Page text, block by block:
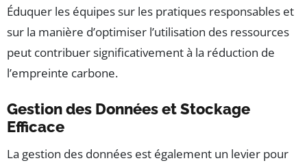
Éduquer les équipes sur les pratiques responsables et
sur la manière d’optimiser l’utilisation des ressources
peut contribuer significativement à la réduction de
l’empreinte carbone.
Gestion des Données et Stockage
Efficace
La gestion des données est également un levier pour